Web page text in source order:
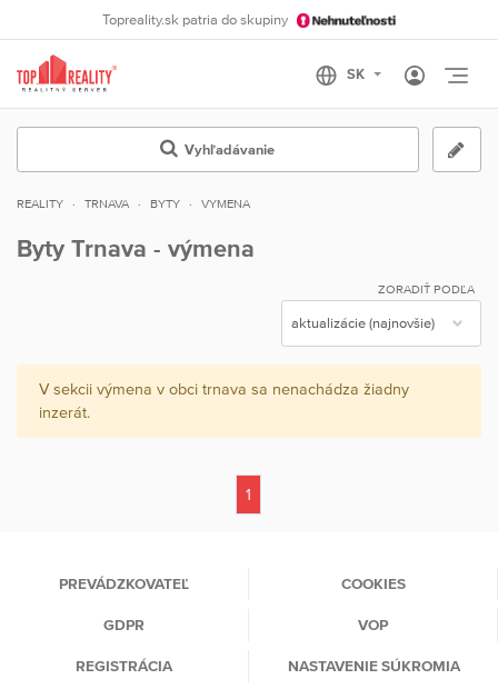
Topreality.sk patria do skupiny
Vyhľadávanie
REALITY TRNAVA BYTY VYMENA
Byty Trnava - výmena
ZORADIŤ PODĽA
V sekcii výmena v obci trnava sa nenachádza žiadny
inzerát.
1
PREVÁDZKOVATEĽ COOKIES
GDPR VOP
REGISTRÁCIA NASTAVENIE SÚKROMIA